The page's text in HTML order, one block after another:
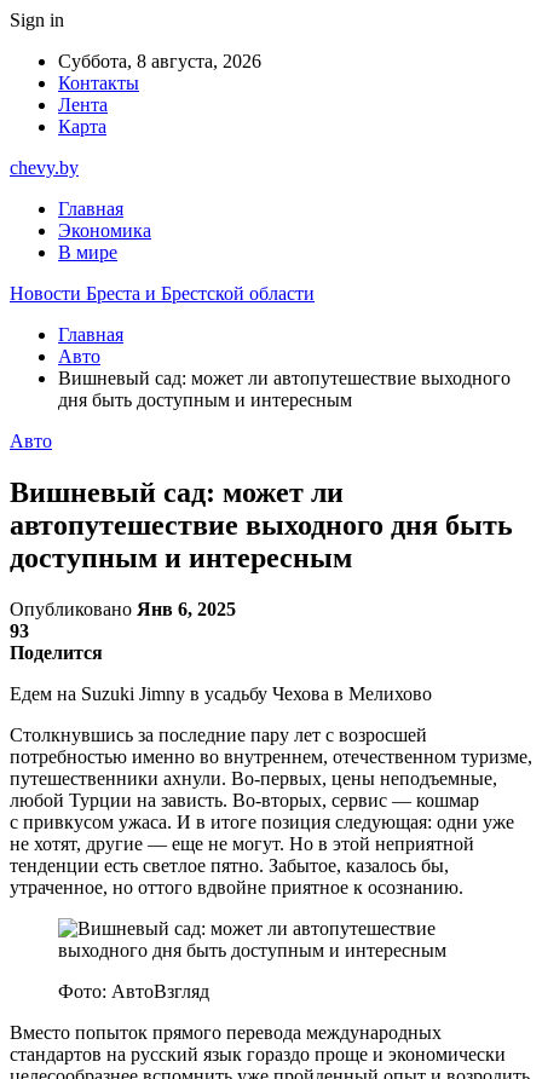
Sign in
Суббота, 8 августа, 2026
Контакты
Лента
Карта
chevy.by
Главная
Экономика
В мире
Новости Бреста и Брестской области
Главная
Авто
Вишневый сад: может ли автопутешествие выходного
дня быть доступным и интересным
Авто
Вишневый сад: может ли
автопутешествие выходного дня быть
доступным и интересным
Опубликовано Янв 6, 2025
93
Поделится
Едем на Suzuki Jimny в усадьбу Чехова в Мелихово
Столкнувшись за последние пару лет с возросшей
потребностью именно во внутреннем, отечественном туризме,
путешественники ахнули. Во-первых, цены неподъемные,
любой Турции на зависть. Во-вторых, сервис — кошмар
с привкусом ужаса. И в итоге позиция следующая: одни уже
не хотят, другие — еще не могут. Но в этой неприятной
тенденции есть светлое пятно. Забытое, казалось бы,
утраченное, но оттого вдвойне приятное к осознанию.
Фото: АвтоВзгляд
Вместо попыток прямого перевода международных
стандартов на русский язык гораздо проще и экономически